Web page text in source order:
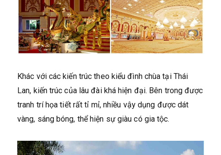
Khác với các kiến trúc theo kiểu đình chùa tại Thái
Lan, kiến trúc của lâu đài khá hiện đại. Bên trong được
tranh trí họa tiết rất tỉ mỉ, nhiều vậy dụng được dát
vàng, sáng bóng, thể hiện sự giàu có gia tộc.